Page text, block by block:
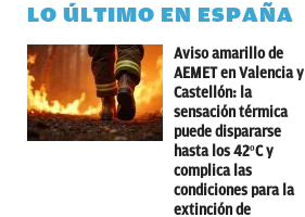
LO ÚLTIMO EN ESPAÑA
Aviso amarillo de
AEMET en Valencia y
Castellón: la
sensación térmica
puede dispararse
hasta los 42ºC y
complica las
condiciones para la
extinción de